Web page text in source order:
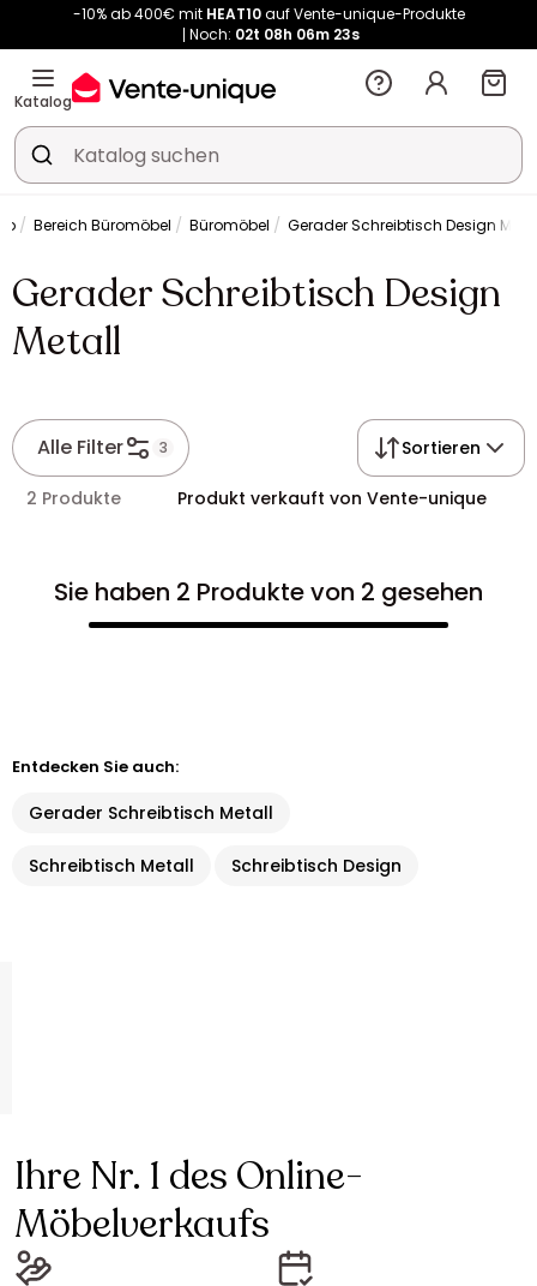
Noch:02t 08h 06m23s
Kauf-unique wird zu Vente-unique - Gleicher Shop, neuer Name!
-10% ab 400€ mitHEAT10auf Vente-unique-Produkte
Noch:02t09h
Katalog
Bereich Büromöbel Büromöbel Gerader Schreibtisch Design
Gerader Schreibtisch Design
Metall
Alle Filter 3 Sortieren
2 Produkte Produkt verkauft von Vente-unique
Sie haben 2 Produkte von 2 gesehen
Entdecken Sie auch:
Gerader Schreibtisch Metall
Schreibtisch Metall Schreibtisch Design
Ihre Nr. 1 des Online-
Möbelverkaufs